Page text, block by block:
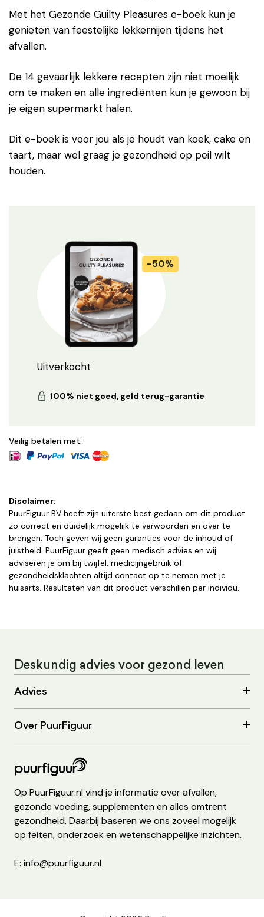
Met het Gezonde Guilty Pleasures e-boek kun je
genieten van feestelijke lekkernijen tijdens het
afvallen.
De 14 gevaarlijk lekkere recepten zijn niet moeilijk
om te maken en alle ingrediënten kun je gewoon bij
je eigen supermarkt halen.
Dit e-boek is voor jou als je houdt van koek, cake en
taart, maar wel graag je gezondheid op peil wilt
houden.
Uitverkocht
100% niet goed, geld terug-garantie
Veilig betalen met:
Disclaimer:
PuurFiguur BV heeft zijn uiterste best gedaan om dit product
zo correct en duidelijk mogelijk te verwoorden en over te
brengen. Toch geven wij geen garanties voor de inhoud of
juistheid. PuurFiguur geeft geen medisch advies en wij
adviseren je om bij twijfel, medicijngebruik of
gezondheidsklachten altijd contact op te nemen met je
huisarts. Resultaten van dit product verschillen per individu.
Deskundig advies voor gezond leven
Advies
Over PuurFiguur
Op PuurFiguur.nl vind je informatie over afvallen,
gezonde voeding, supplementen en alles omtrent
gezondheid. Daarbij baseren we ons zoveel mogelijk
op feiten, onderzoek en wetenschappelijke inzichten.
E: info@puurfiguur.nl